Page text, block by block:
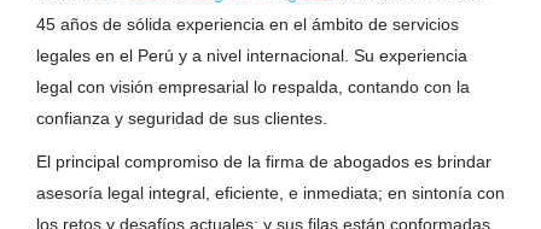
45 años de sólida experiencia en el ámbito de servicios
legales en el Perú y a nivel internacional. Su experiencia
legal con visión empresarial lo respalda, contando con la
confianza y seguridad de sus clientes.
El principal compromiso de la firma de abogados es brindar
asesoría legal integral, eficiente, e inmediata; en sintonía con
los retos y desafíos actuales; y sus filas están conformadas